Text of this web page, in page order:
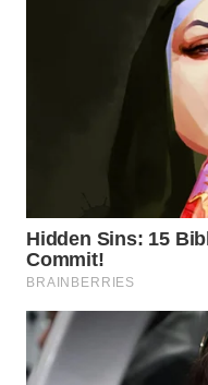
Wahana
Network
KONSUMEN
LISTRIK